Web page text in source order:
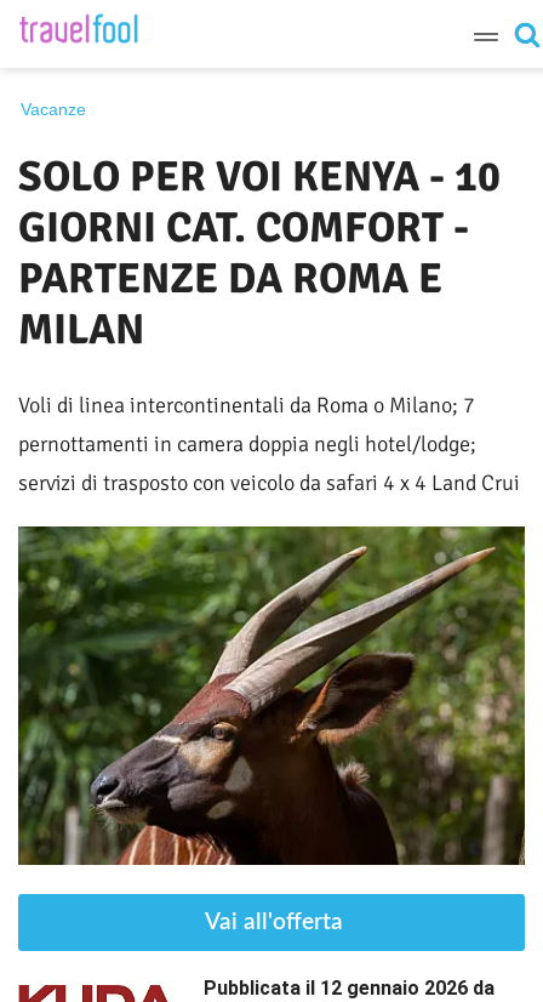
Periodo
Vacanze
SOLO PER VOI KENYA - 10
GIORNI CAT. COMFORT -
PARTENZE DA ROMA E
MILAN
Voli di linea intercontinentali da Roma o Milano; 7
pernottamenti in camera doppia negli hotel/lodge;
servizi di trasposto con veicolo da safari 4 x 4 Land Crui
Vai all'offerta
Pubblicata il 12 gennaio 2026 da